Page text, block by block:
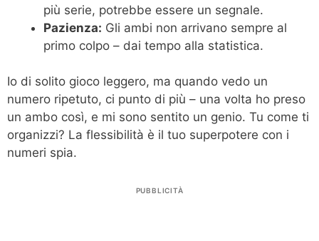
più serie, potrebbe essere un segnale.
Pazienza: Gli ambi non arrivano sempre al
primo colpo – dai tempo alla statistica.
Io di solito gioco leggero, ma quando vedo un
numero ripetuto, ci punto di più – una volta ho preso
un ambo così, e mi sono sentito un genio. Tu come ti
organizzi? La flessibilità è il tuo superpotere con i
numeri spia.
PUBBLICITÀ